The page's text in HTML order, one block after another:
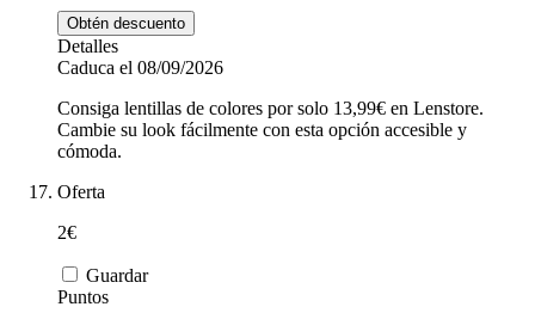
Obtén descuento
Detalles
Caduca el 08/09/2026
Consiga lentillas de colores por solo 13,99€ en Lenstore.
Cambie su look fácilmente con esta opción accesible y
cómoda.
Oferta
2€
Guardar
Puntos